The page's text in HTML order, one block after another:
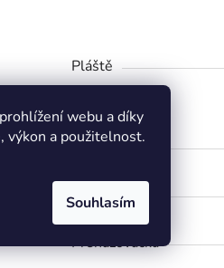
webu a díky
výkon a použitelnost.
Souhlasím
Pláště
Platforma
Představec
Přehazovačka